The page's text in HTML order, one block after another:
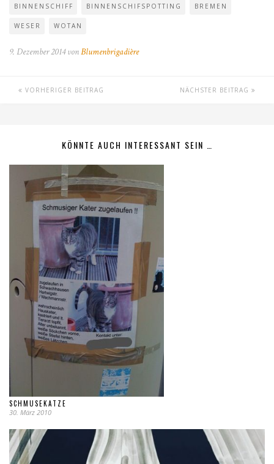
BINNENSCHIFF BINNENSCHIFSPOTTING BREMEN
WESER WOTAN
9. Dezember 2014 vonBlumenbrigadière
VORHERIGER BEITRAG NÄCHSTER BEITRAG
KÖNNTE AUCH INTERESSANT SEIN …
SCHMUSEKATZE
30. März 2010